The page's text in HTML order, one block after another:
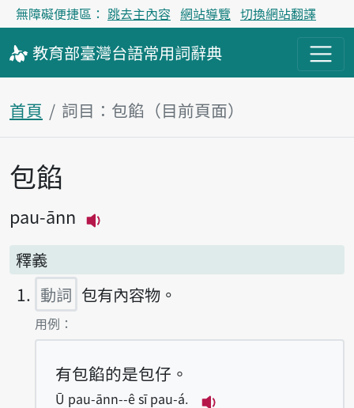
無障礙便捷區： 跳去主內容 網站導覽 切換網站翻譯
教育部臺灣台語常用詞辭典
首頁 詞目：包餡（目前頁面）
主內容區塊
包餡
pau-ānn
釋義
動詞 包有內容物。
第1項釋義的
用例：
有包餡的是包仔。
Ū pau-ānn--ê sī pau-á.